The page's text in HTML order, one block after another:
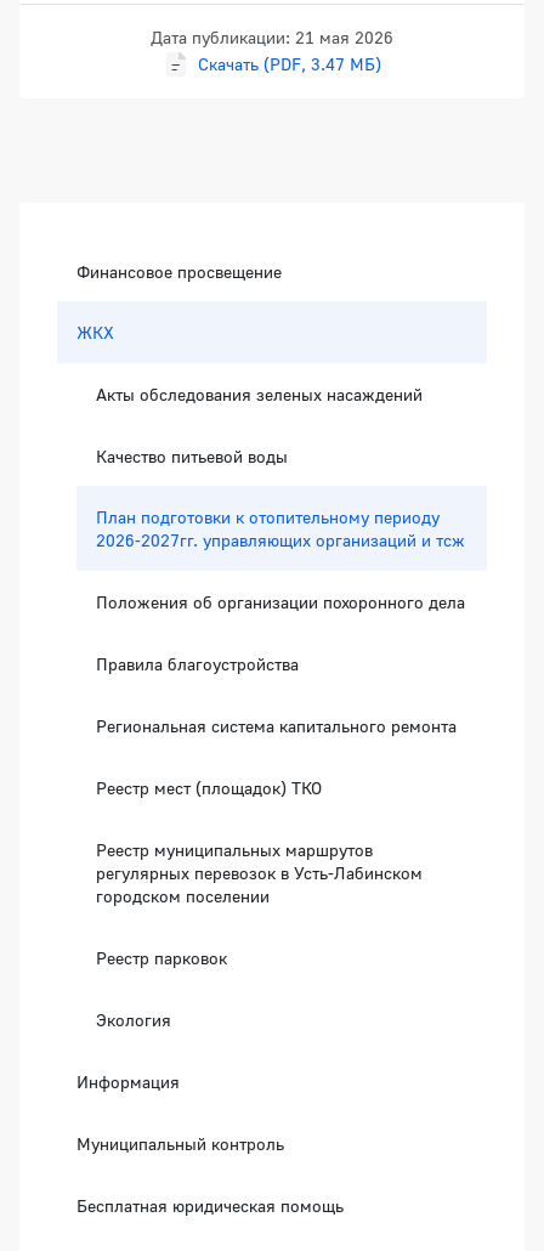
Дата публикации: 21 мая 2026
Скачать (PDF, 3.47 МБ)
Финансовое просвещение
ЖКХ
Акты обследования зеленых насаждений
Качество питьевой воды
План подготовки к отопительному периоду
2026-2027гг. управляющих организаций и тсж
Положения об организации похоронного дела
Правила благоустройства
Региональная система капитального ремонта
Реестр мест (площадок) ТКО
Реестр муниципальных маршрутов
регулярных перевозок в Усть-Лабинском
городском поселении
Реестр парковок
Экология
Информация
Муниципальный контроль
Бесплатная юридическая помощь